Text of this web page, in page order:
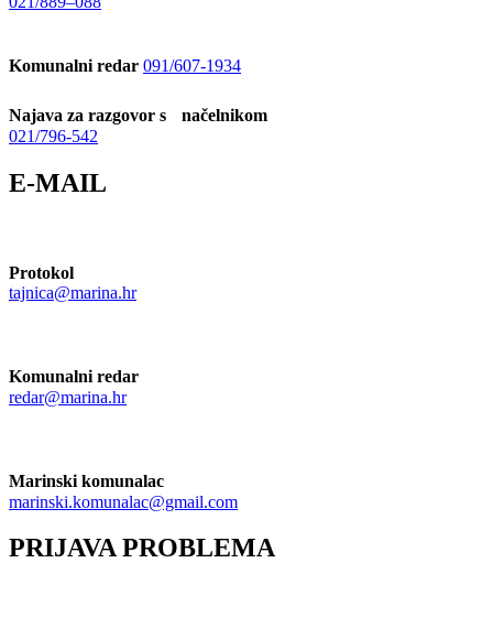
Komunalni redar 091/607-1934
Najava za razgovor s načelnikom
021/796-542
E-MAIL
Protokol
tajnica@marina.hr
Komunalni redar
redar@marina.hr
Marinski komunalac
marinski.komunalac@gmail.com
PRIJAVA PROBLEMA